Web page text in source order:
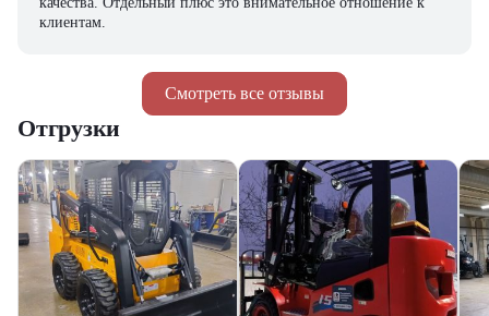
Смотреть все отзывы
клиентам.
Отгрузки